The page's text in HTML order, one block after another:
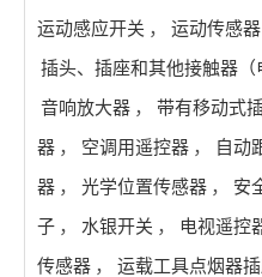
运动感应开关 ， 运动传感器
插头、插座和其他接触器（
音响放大器 ， 带有移动式
器 ， 空调用遥控器 ， 自动
器 ， 光学位置传感器 ， 安
子 ， 水银开关 ， 电视遥控
传感器 ， 运载工具点烟器